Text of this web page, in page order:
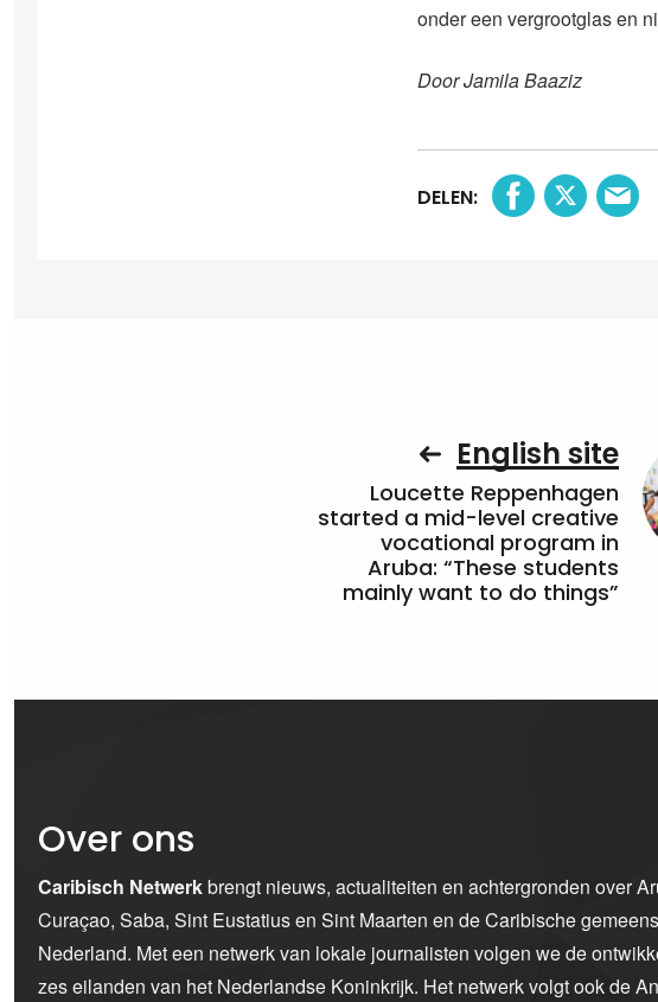
onder een vergrootglas en
Door Jamila Baaziz
DELEN:
English site
Loucette Reppenhagen
started a mid-level creative
vocational program in
Aruba: “These students
mainly want to do things”
Over ons
Caribisch Netwerkbrengt nieuws, actualiteiten en achtergronden over
Curaçao, Saba, Sint Eustatius en Sint Maarten en de Caribische
Nederland. Met een netwerk van lokale journalisten volgen we de
zes eilanden van het Nederlandse Koninkrijk. Het netwerk volgt ook de